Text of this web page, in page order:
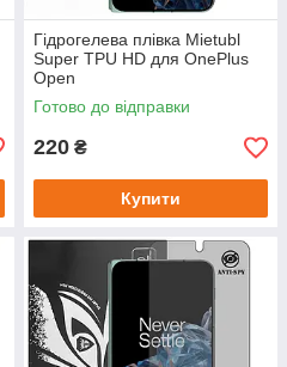
Гідрогелева плівка Mietubl
Super TPU HD для OnePlus
Open
Готово до відправки
220 ₴
Купити